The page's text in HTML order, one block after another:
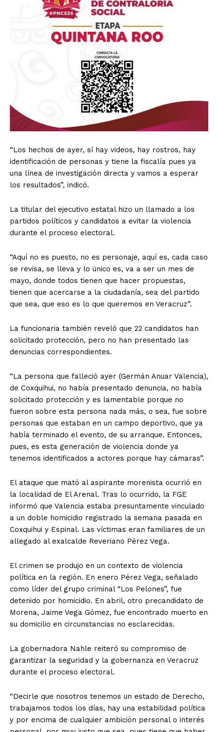
“Los hechos de ayer, sí hay videos, hay rostros, hay
identificación de personas y tiene la fiscalía pues ya
una línea de investigación directa y vamos a esperar
los resultados”, indicó.
La titular del ejecutivo estatal hizo un llamado a los
partidos políticos y candidatos a evitar la violencia
durante el proceso electoral.
“Aquí no es puesto, no es personaje, aquí es, cada caso
se revisa, se lleva y lo único es, va a ser un mes de
mayo, donde todos tienen que hacer propuestas,
tienen que acercarse a la ciudadanía, sea del partido
que sea, que eso es lo que queremos en Veracruz”.
La funcionaria también reveló que 22 candidatos han
solicitado protección, pero no han presentado las
denuncias correspondientes.
“La persona que falleció ayer (Germán Anuar Valencia),
de Coxquihui, no había presentado denuncia, no había
solicitado protección y es lamentable porque no
fueron sobre esta persona nada más, o sea, fue sobre
personas que estaban en un campo deportivo, que ya
había terminado el evento, de su arranque. Entonces,
pues, es esta generación de violencia donde ya
tenemos identificados a actores porque hay cámaras”.
El ataque que mató al aspirante morenista ocurrió en
la localidad de El Arenal. Tras lo ocurrido, la FGE
informó que Valencia estaba presuntamente vinculado
a un doble homicidio registrado la semana pasada en
Coxquihui y Espinal. Las víctimas eran familiares de un
allegado al exalcalde Reveriano Pérez Vega.
El crimen se produjo en un contexto de violencia
política en la región. En enero Pérez Vega, señalado
como líder del grupo criminal “Los Pelones”, fue
detenido por homicidio. En abril, otro precandidato de
Morena, Jaime Vega Gómez, fue encontrado muerto en
su domicilio en circunstancias no esclarecidas.
La gobernadora Nahle reiteró su compromiso de
garantizar la seguridad y la gobernanza en Veracruz
durante el proceso electoral.
“Decirle que nosotros tenemos un estado de Derecho,
trabajamos todos los días, hay una estabilidad política
y por encima de cualquier ambición personal o interés